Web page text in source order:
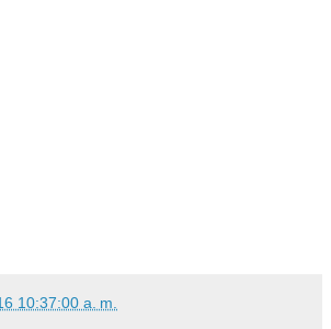
10:37:00 a. m.